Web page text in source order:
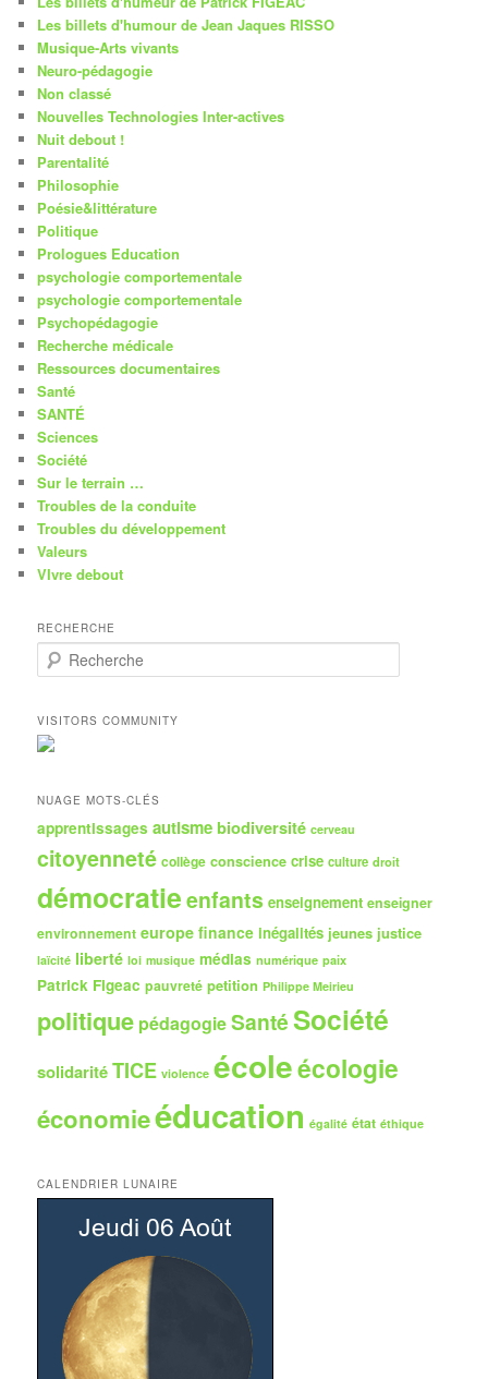
Les billets d'humour de Jean Jaques RISSO
Musique-Arts vivants
Neuro-pédagogie
Non classé
Nouvelles Technologies Inter-actives
Nuit debout !
Parentalité
Philosophie
Poésie&littérature
Politique
Prologues Education
psychologie comportementale
psychologie comportementale
Psychopédagogie
Recherche médicale
Ressources documentaires
Santé
SANTÉ
Sciences
Société
Sur le terrain …
Troubles de la conduite
Troubles du développement
Valeurs
VIvre debout
RECHERCHE
e
h
e
r
h
VISITORS COMMUNITY
NUAGE MOTS-CLÉS
apprentissages autisme biodiversité cerveau
citoyenneté collège conscience crise culture droit
démocratieenfants enseignement enseigner
environnement europe finance inégalités jeunes justice
laïcité liberté loi musique médias numérique paix
Patrick Figeac pauvreté petition Philippe Meirieu
politique pédagogieSantéSociété
solidaritéTICE violence écoleécologie
économieéducation égalité état éthique
CALENDRIER LUNAIRE